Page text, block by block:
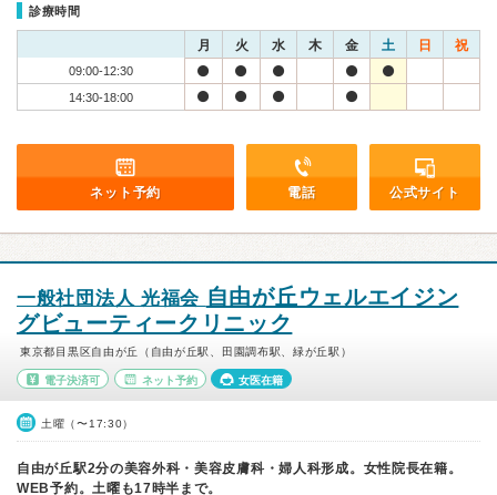
診療時間
月 火 水 木 金 土 日 祝
09:00-12:30
14:30-18:00
ネット予約 電話 公式サイト
一般社団法人 光福会 自由が丘ウェルエイジン
グビューティークリニック
東京都目黒区自由が丘（自由が丘駅、田園調布駅、緑が丘駅）
電子決済可 ネット予約 女医在籍
土曜（〜17:30）
自由が丘駅2分の美容外科・美容皮膚科・婦人科形成。女性院長在籍。
WEB予約。土曜も17時半まで。